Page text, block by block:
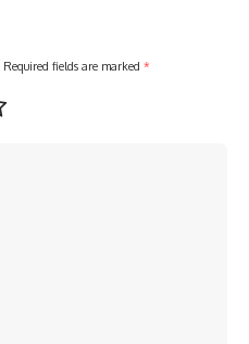
Required fields are marked *